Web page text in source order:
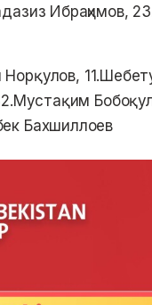
Ибраҳимов,
Бахшиллоев